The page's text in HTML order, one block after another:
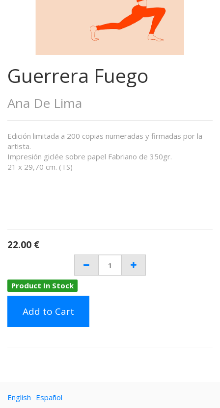
Guerrera Fuego
Ana De Lima
Edición limitada a 200 copias numeradas y firmadas por la
artista.
Impresión giclée sobre papel Fabriano de 350gr.
21 x 29,70 cm. (TS)
22.00 €
Product In Stock
Add to Cart
English Español